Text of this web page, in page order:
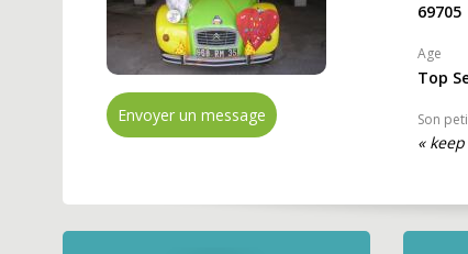
Envoyer un message
69705
Age
Top
Son
«